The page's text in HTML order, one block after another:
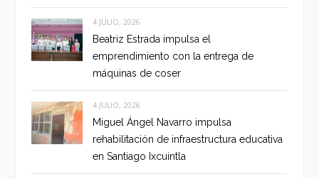
4 JULIO, 2026
Beatriz Estrada impulsa el
emprendimiento con la entrega de
máquinas de coser
4 JULIO, 2026
Miguel Ángel Navarro impulsa
rehabilitación de infraestructura educativa
en Santiago Ixcuintla